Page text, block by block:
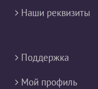
Наши реквизиты
Поддержка
Мой профиль